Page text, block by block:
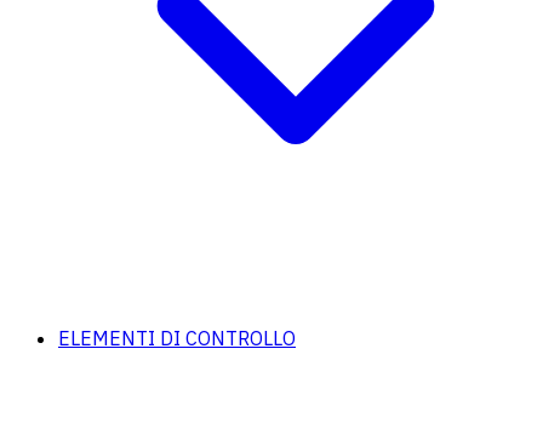
ELEMENTI DI CONTROLLO